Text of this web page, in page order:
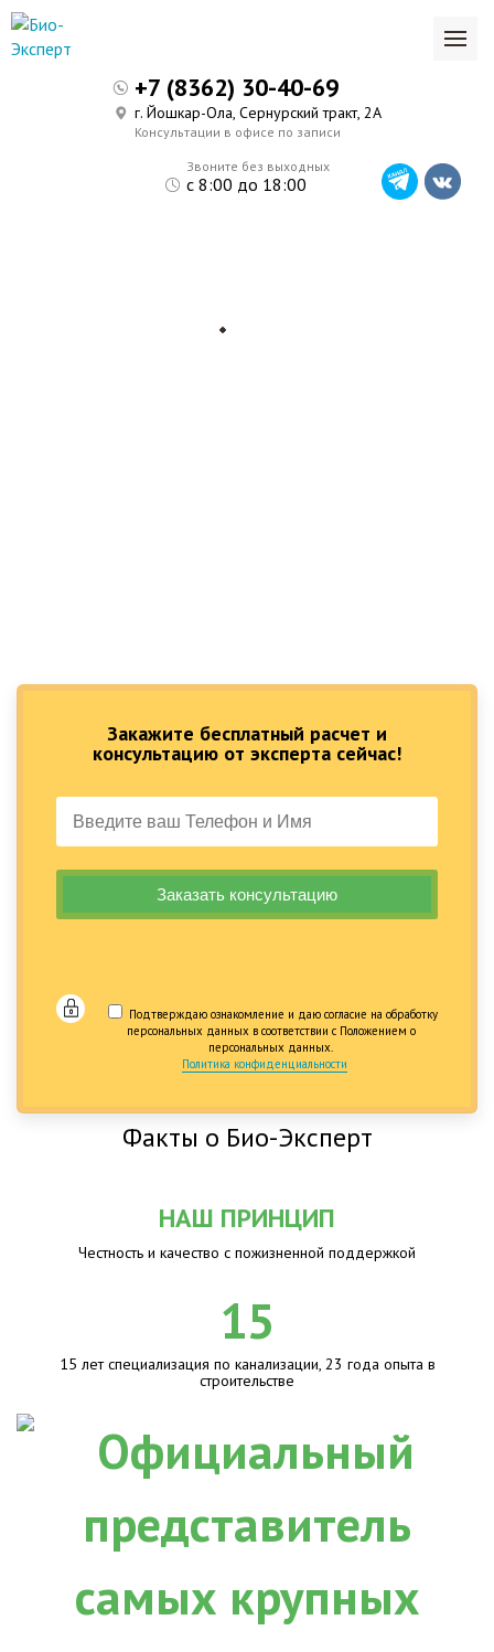
Закажите бесплатный расчет и
консультацию от эксперта сейчас!
Подтверждаю ознакомление и даю согласие на обработку
персональных данных в соответствии с Положением о
персональных данных.
Политика конфиденциальности
Звоните без выходных
с 8:00 до 18:00
+7 (8362) 30-40-69
г. Йошкар-Ола, Сернурский тракт, 2А
Консультации в офисе по записи
Факты о Био-Эксперт
НАШ ПРИНЦИП
Честность и качество с пожизненной поддержкой
15
15 лет специализация по канализации, 23 года опыта в
строительстве